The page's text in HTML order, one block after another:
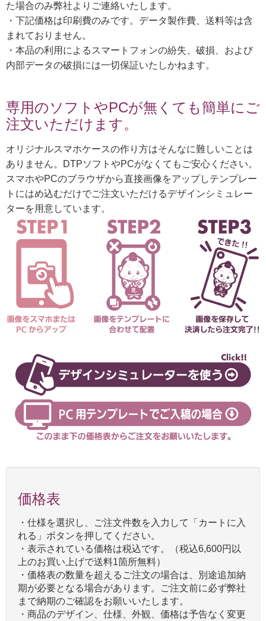
た場合のみ弊社よりご連絡いたします。
・下記価格は印刷費のみです。データ製作費、送料等は含
まれておりません。
・本品の利用によるスマートフォンの紛失、破損、および
内部データの破損には一切保証いたしかねます。
専用のソフトやPCが無くても簡単にご
注文いただけます。
オリジナルスマホケースの作り方はそんなに難しいことは
ありません。DTPソフトやPCがなくてもご安心ください。
スマホやPCのブラウザから直接画像をアップしテンプレー
トにはめ込むだけでご注文いただけるデザインシミュレー
ターを用意しています。
価格表
・仕様を選択し、ご注文件数を入力して「カートに入
れる」ボタンを押してください。
・表示されている価格は税込です。（税込6,600円以
上のお買い上げで送料1箇所無料）
・価格表の数量を超えるご注文の場合は、別途追加納
期が必要となる場合があります。ご注文前に必ず弊社
まで納期のご確認をお願いいたします。
・商品のデザイン、仕様、外観、価格は予告なく変更